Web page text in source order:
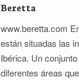
Beretta
www.beretta.com
están situadas las
Ibérica. Un
diferentes áreas